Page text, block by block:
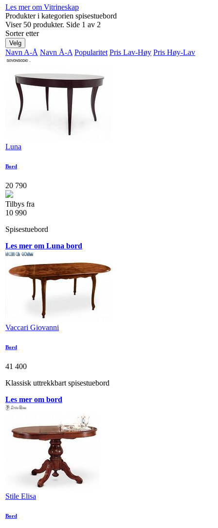
Les mer om Vitrineskap
Produkter i kategorien spisestuebord
Viser 50 produkter. Side 1 av 2
Sorter etter
Velg
Navn A-Å Navn Å-A Popularitet Pris Lav-Høy Pris Høy-Lav
Luna
Bord
20 790
Tilbys fra
10 990
Spisestuebord
Les mer om Luna bord
Vaccari Giovanni
Bord
41 400
Klassisk uttrekkbart spisestuebord
Les mer om bord
Stile Elisa
Bord